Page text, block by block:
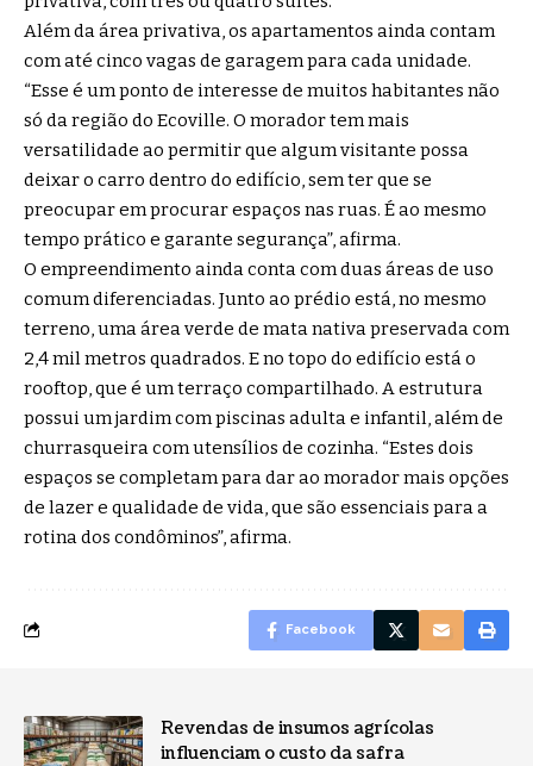
Além da área privativa, os apartamentos ainda contam
com até cinco vagas de garagem para cada unidade.
“Esse é um ponto de interesse de muitos habitantes não
só da região do Ecoville. O morador tem mais
versatilidade ao permitir que algum visitante possa
deixar o carro dentro do edifício, sem ter que se
preocupar em procurar espaços nas ruas. É ao mesmo
tempo prático e garante segurança”, afirma.
O empreendimento ainda conta com duas áreas de uso
comum diferenciadas. Junto ao prédio está, no mesmo
terreno, uma área verde de mata nativa preservada com
2,4 mil metros quadrados. E no topo do edifício está o
rooftop, que é um terraço compartilhado. A estrutura
possui um jardim com piscinas adulta e infantil, além de
churrasqueira com utensílios de cozinha. “Estes dois
espaços se completam para dar ao morador mais opções
de lazer e qualidade de vida, que são essenciais para a
rotina dos condôminos”, afirma.
Facebook
Revendas de insumos agrícolas
influenciam o custo da safra